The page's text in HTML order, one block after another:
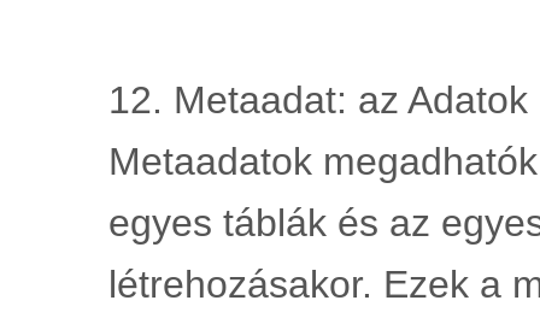
12. Metaadat: az
Metaadatok
egyes táblák és az
létrehozásakor. Ezek a